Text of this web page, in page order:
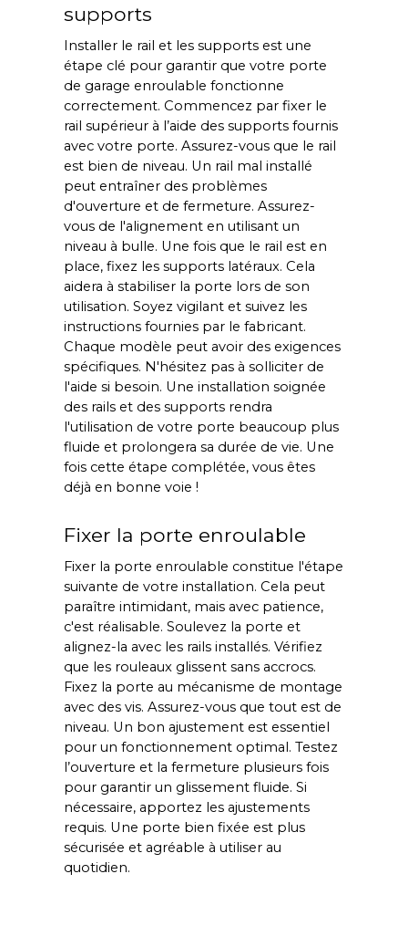
supports
Installer le rail et les supports est une
étape clé pour garantir que votre porte
de garage enroulable fonctionne
correctement. Commencez par fixer le
rail supérieur à l’aide des supports fournis
avec votre porte. Assurez-vous que le rail
est bien de niveau. Un rail mal installé
peut entraîner des problèmes
d'ouverture et de fermeture. Assurez-
vous de l'alignement en utilisant un
niveau à bulle. Une fois que le rail est en
place, fixez les supports latéraux. Cela
aidera à stabiliser la porte lors de son
utilisation. Soyez vigilant et suivez les
instructions fournies par le fabricant.
Chaque modèle peut avoir des exigences
spécifiques. N'hésitez pas à solliciter de
l'aide si besoin. Une installation soignée
des rails et des supports rendra
l'utilisation de votre porte beaucoup plus
fluide et prolongera sa durée de vie. Une
fois cette étape complétée, vous êtes
déjà en bonne voie !
Fixer la porte enroulable
Fixer la porte enroulable constitue l'étape
suivante de votre installation. Cela peut
paraître intimidant, mais avec patience,
c'est réalisable. Soulevez la porte et
alignez-la avec les rails installés. Vérifiez
que les rouleaux glissent sans accrocs.
Fixez la porte au mécanisme de montage
avec des vis. Assurez-vous que tout est de
niveau. Un bon ajustement est essentiel
pour un fonctionnement optimal. Testez
l’ouverture et la fermeture plusieurs fois
pour garantir un glissement fluide. Si
nécessaire, apportez les ajustements
requis. Une porte bien fixée est plus
sécurisée et agréable à utiliser au
quotidien.